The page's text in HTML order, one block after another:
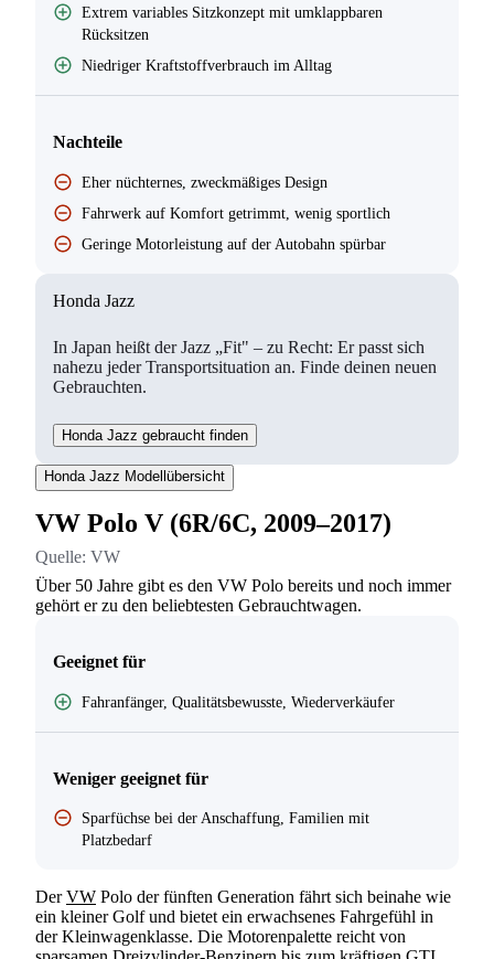
Extrem variables Sitzkonzept mit umklappbaren
Rücksitzen
Niedriger Kraftstoffverbrauch im Alltag
Nachteile
Eher nüchternes, zweckmäßiges Design
Fahrwerk auf Komfort getrimmt, wenig sportlich
Geringe Motorleistung auf der Autobahn spürbar
Honda Jazz
In Japan heißt der Jazz „Fit" – zu Recht: Er passt sich
nahezu jeder Transportsituation an. Finde deinen neuen
Gebrauchten.
Honda Jazz gebraucht finden
Honda Jazz Modellübersicht
VW Polo V (6R/6C, 2009–2017)
Quelle: VW
Über 50 Jahre gibt es den VW Polo bereits und noch immer
gehört er zu den beliebtesten Gebrauchtwagen.
Geeignet für
Fahranfänger, Qualitätsbewusste, Wiederverkäufer
Weniger geeignet für
Sparfüchse bei der Anschaffung, Familien mit
Platzbedarf
DerVW Polo der fünften Generation fährt sich beinahe wie
ein kleiner Golf und bietet ein erwachsenes Fahrgefühl in
der Kleinwagenklasse. Die Motorenpalette reicht von